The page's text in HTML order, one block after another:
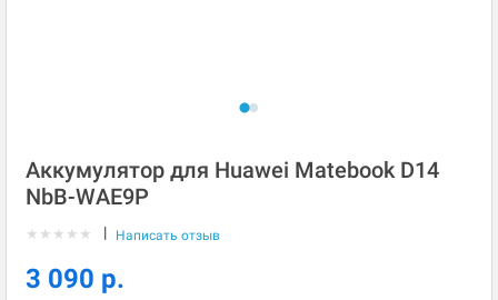
Аккумулятор для Huawei Matebook D14
NbB-WAE9P
★ ★ ★ ★ ★ | Написать отзыв
3 090 р.